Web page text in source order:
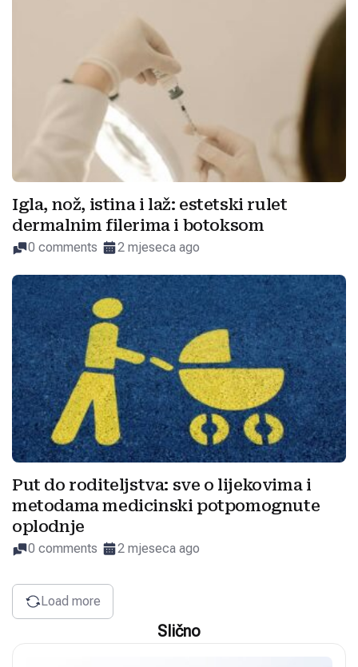
Igla, nož, istina i laž: estetski rulet
dermalnim filerima i botoksom
0 comments 2 mjeseca ago
Put do roditeljstva: sve o lijekovima i
metodama medicinski potpomognute
oplodnje
0 comments 2 mjeseca ago
Load more
Slično